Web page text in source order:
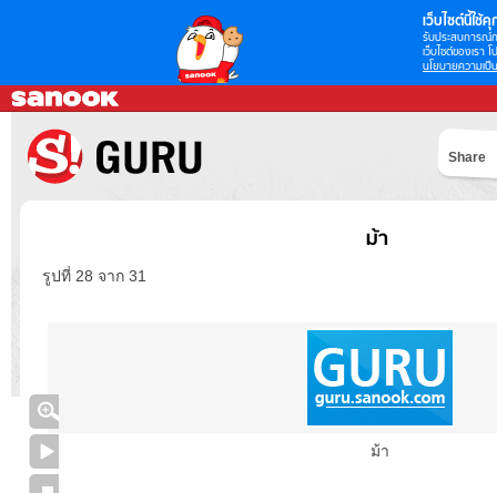
เว็บไซต์นี้ใช้คุ
รับประสบการณ์
เว็บไซต์ของเรา
นโยบายความเป็
Share
ม้า
รูปที่ 28 จาก 31
ม้า